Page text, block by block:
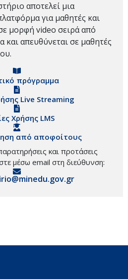
αποτελεί μια
για μαθητές και
μορφή video σειρά από
και απευθύνεται σε μαθητές
πρόγραμμα
Live Streaming
Χρήσης LMS
από αποφοίτους
και προτάσεις
μέσω email στη διεύθυνση: